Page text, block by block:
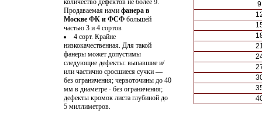
количество дефектов не более 9.
Продаваемая нами фанера в
Москве ФК и ФСФ большей
частью 3 и 4 сортов
4 сорт. Крайне
низкокачественная. Для такой
фанеры может допустимы
следующие дефекты: выпавшие и/
или частично сросшиеся сучки —
без ограничения; червоточины до 40
мм в диаметре - без ограничения;
дефекты кромок листа глубиной до
5 миллиметров.
9